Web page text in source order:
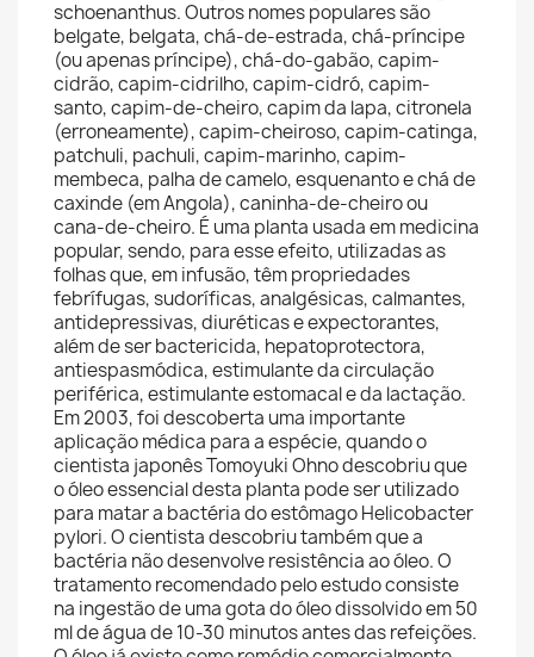
schoenanthus. Outros nomes populares são
belgate, belgata, chá-de-estrada, chá-príncipe
(ou apenas príncipe), chá-do-gabão, capim-
cidrão, capim-cidrilho, capim-cidró, capim-
santo, capim-de-cheiro, capim da lapa, citronela
(erroneamente), capim-cheiroso, capim-catinga,
patchuli, pachuli, capim-marinho, capim-
membeca, palha de camelo, esquenanto e chá de
caxinde (em Angola), caninha-de-cheiro ou
cana-de-cheiro. É uma planta usada em medicina
popular, sendo, para esse efeito, utilizadas as
folhas que, em infusão, têm propriedades
febrífugas, sudoríficas, analgésicas, calmantes,
antidepressivas, diuréticas e expectorantes,
além de ser bactericida, hepatoprotectora,
antiespasmódica, estimulante da circulação
periférica, estimulante estomacal e da lactação.
Em 2003, foi descoberta uma importante
aplicação médica para a espécie, quando o
cientista japonês Tomoyuki Ohno descobriu que
o óleo essencial desta planta pode ser utilizado
para matar a bactéria do estômago Helicobacter
pylori. O cientista descobriu também que a
bactéria não desenvolve resistência ao óleo. O
tratamento recomendado pelo estudo consiste
na ingestão de uma gota do óleo dissolvido em 50
ml de água de 10-30 minutos antes das refeições.